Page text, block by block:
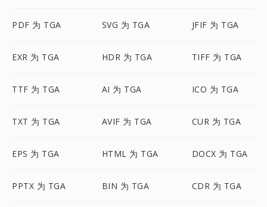
PDF 为 TGA SVG 为 TGA JFIF 为 TGA
EXR 为 TGA HDR 为 TGA TIFF 为 TGA
TTF 为 TGA AI 为 TGA ICO 为 TGA
TXT 为 TGA AVIF 为 TGA CUR 为 TGA
EPS 为 TGA HTML 为 TGA DOCX 为 TGA
PPTX 为 TGA BIN 为 TGA CDR 为 TGA